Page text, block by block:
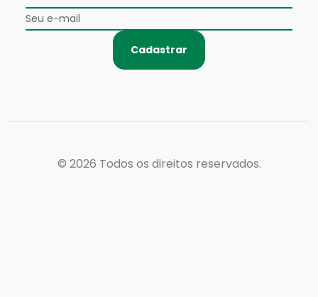
Cadastrar
© 2026 Todos os direitos reservados.